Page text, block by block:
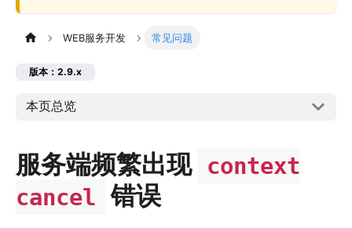
WEB服务开发 常见问题
版本：2.9.x
本页总览
服务端频繁出现 context
cancel 错误